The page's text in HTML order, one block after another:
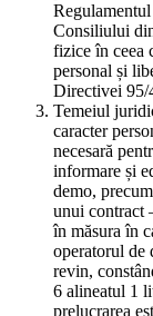
Consiliului
fizice în ceea
personal și
Directivei 95/
Temeiul
caracter
necesară
informare și
demo,
unui contract
în măsura în
operatorul de
revin,
6 alineatul 1
prelucrarea